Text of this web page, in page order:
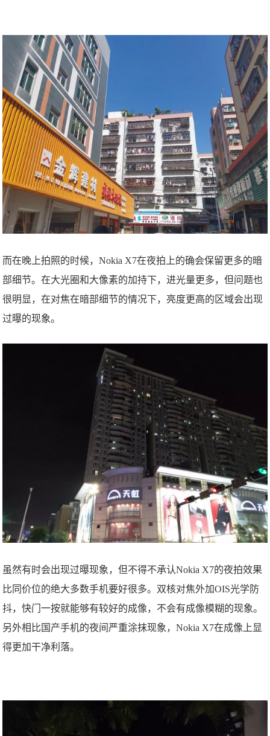
而在晚上拍照的时候，Nokia X7在夜拍上的确会保留更多的暗
部细节。在大光圈和大像素的加持下，进光量更多，但问题也
很明显，在对焦在暗部细节的情况下，亮度更高的区域会出现
过曝的现象。
虽然有时会出现过曝现象，但不得不承认Nokia X7的夜拍效果
比同价位的绝大多数手机要好很多。双核对焦外加OIS光学防
抖，快门一按就能够有较好的成像，不会有成像模糊的现象。
另外相比国产手机的夜间严重涂抹现象，Nokia X7在成像上显
得更加干净利落。